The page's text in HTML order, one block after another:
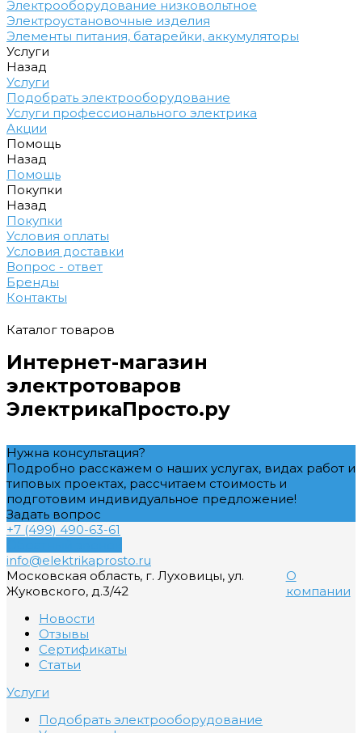
Электрооборудование низковольтное
Электроустановочные изделия
Элементы питания, батарейки, аккумуляторы
Услуги
Назад
Услуги
Подобрать электрооборудование
Услуги профессионального электрика
Акции
Помощь
Назад
Помощь
Покупки
Назад
Покупки
Условия оплаты
Условия доставки
Вопрос - ответ
Бренды
Контакты
Каталог товаров
Интернет-магазин
электротоваров
ЭлектрикаПросто.ру
Нужна консультация?
Подробно расскажем о наших услугах, видах работ и
типовых проектах, рассчитаем стоимость и
подготовим индивидуальное предложение!
Задать вопрос
+7 (499) 490-63-61
info@elektrikaprosto.ru
Московская область, г. Луховицы, ул.
Жуковского, д.3/42
О
компании
Новости
Отзывы
Сертификаты
Статьи
Услуги
Подобрать электрооборудование